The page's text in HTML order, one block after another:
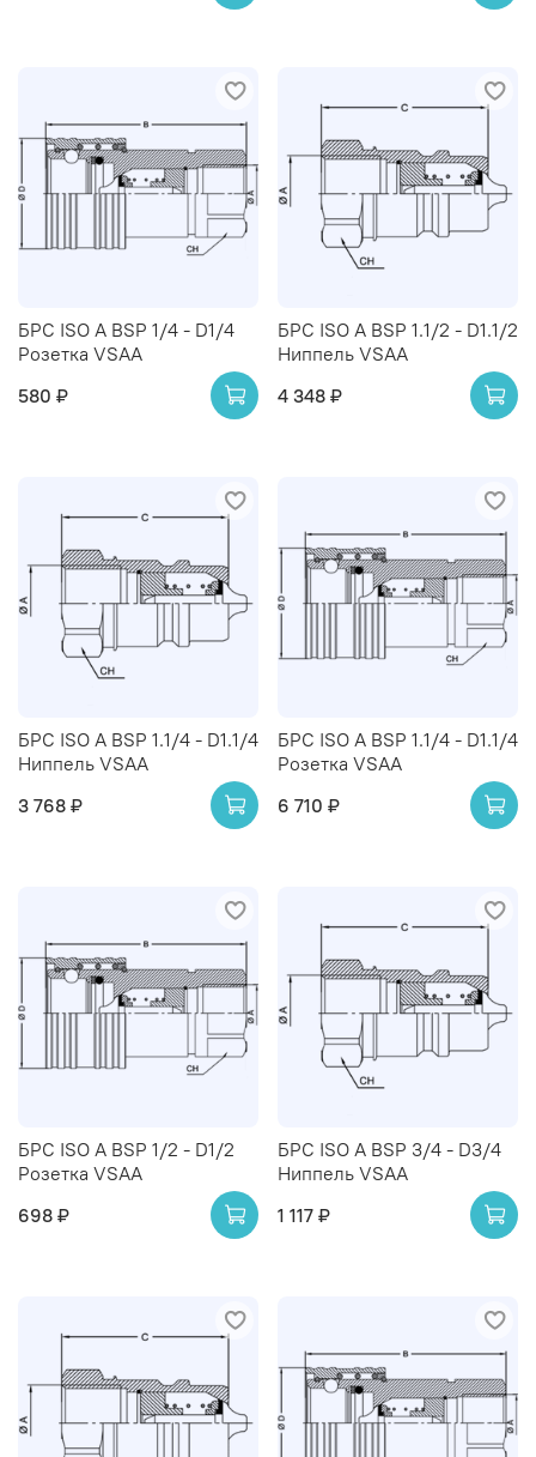
БРС ISO A BSP 1/4 - D1/4
Розетка VSAA
580 ₽
БРС ISO A BSP 1.1/2 - D1.1/2
Ниппель VSAA
4 348 ₽
БРС ISO A BSP 1.1/4 - D1.1/4
Ниппель VSAA
3 768 ₽
БРС ISO A BSP 1.1/4 - D1.1/4
Розетка VSAA
6 710 ₽
БРС ISO A BSP 1/2 - D1/2
Розетка VSAA
698 ₽
БРС ISO A BSP 3/4 - D3/4
Ниппель VSAA
1 117 ₽